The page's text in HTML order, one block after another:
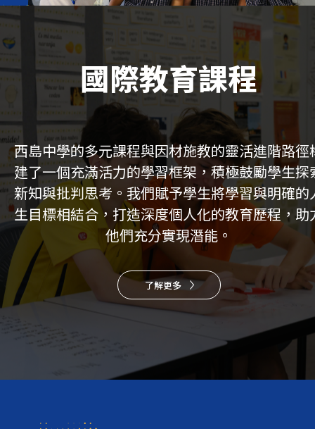
國際教育課程
西島中學的多元課程與因材施教的靈活進階路徑
建了一個充滿活力的學習框架，積極鼓勵學生探
新知與批判思考。我們賦予學生將學習與明確的
生目標相結合，打造深度個人化的教育歷程，助
他們充分實現潛能。
了解更多